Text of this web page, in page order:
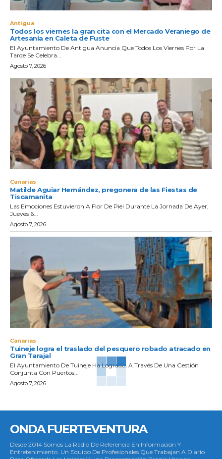
Antigua
Todos los viernes la gran cita con el Mercado Veraniego de
Artesanía en Caleta de Fuste
El Ayuntamiento De Antigua Anuncia Que Todos Los Viernes Por La
Tarde Se Celebra...
Agosto 7, 2026
Canarias
Matilde Aguiar Hernández, pregonera de las Fiestas de
Tiscamanita
Las Emociones Estuvieron A Flor De Piel Durante La Jornada De Ayer,
Jueves 6...
Agosto 7, 2026
Canarias
Tuineje logra el traslado del pesquero robado atracado en
Gran Tarajal
El Ayuntamiento De Tuineje Ha Logrado, A Través De Una Gestión
Conjunta Con Puertos...
Agosto 7, 2026
ONDA FUERTEVENTURA
Desde 2014 Somos La Radio De Referencia En Información Y
Entretenimiento. Un Equipo De Profesionales Que Trabajan A Diario